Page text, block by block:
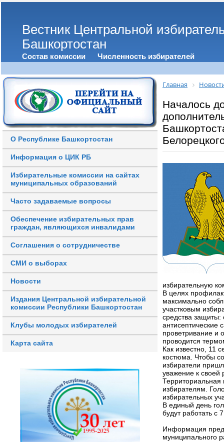
Вестник Центральной
Башкортостан
Состав комиссии Численность избирателей
О Республике Башкортостан
Информация о ЦИК РБ
Избирательные комиссии на сайтах
муниципальных образований
Часто задаваемые вопросы
Обеспечение избирательных прав
граждан, являющихся инвалидами
Соглашения о сотрудничестве
СМИ о выборах
Новости
Издания Центральной избирательной
комиссии Республики Башкортостан
Клубы молодых избирателей
Карта сайта
Главная
Началось
избирательную
В целях
максимально
участковым
средства защиты:
антисептические
проветривание и
проводится
Как известно, 11
костюма. Чтобы
избиратели
уважение к своей
Территориальная
избирателям.
избирательных
В единый день
будут работать с
Информация
муниципального